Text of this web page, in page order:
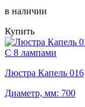
в наличии
Купить
С 8 лампами
Люстра Капель 016
Диаметр, мм: 700